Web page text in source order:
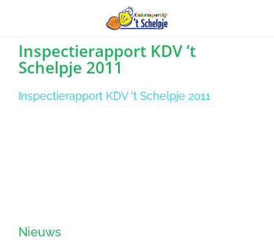
naar
Inspectierapport KDV ’t
Schelpje 2011
Inspectierapport KDV 't Schelpje 2011
Nieuws